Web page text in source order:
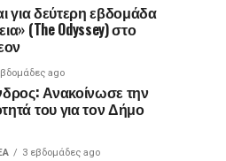
για δεύτερη εβδομάδα
(The Odyssey) στο
ago
Ανακοίνωσε την
του για τον Δήμο
3 εβδομάδες ago